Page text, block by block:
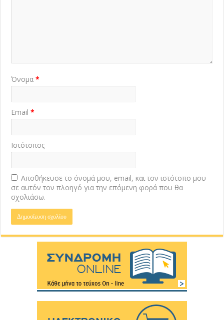
Όνομα*
Email*
Ιστότοπος
Αποθήκευσε το όνομά μου, email, και τον ιστότοπο μου
σε αυτόν τον πλοηγό για την επόμενη φορά που θα
σχολιάσω.